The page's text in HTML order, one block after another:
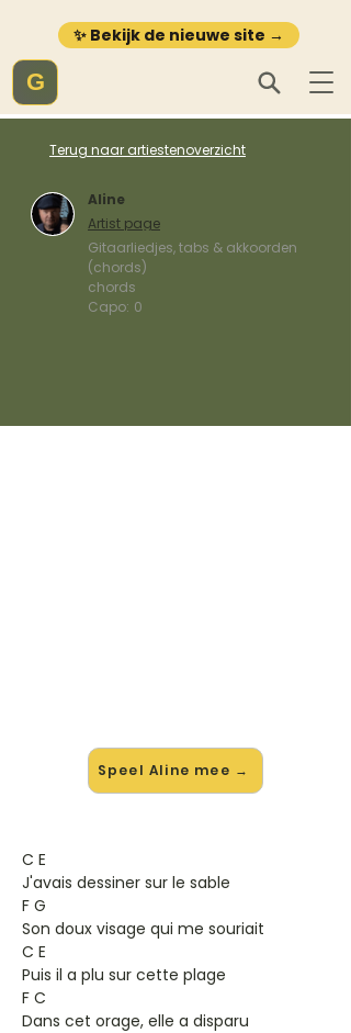
✨ Bekijk de nieuwe site →
G
Terug naar artiestenoverzicht
Aline
Artist page
Gitaarliedjes, tabs & akkoorden
(chords)
chords
Capo: 0
Speel Aline mee →
C E
J'avais dessiner sur le sable
F G
Son doux visage qui me souriait
C E
Puis il a plu sur cette plage
F C
Dans cet orage, elle a disparu